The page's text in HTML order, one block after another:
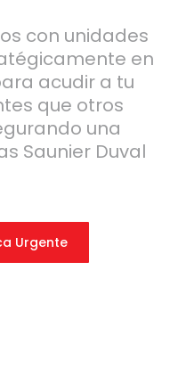
con unidades
en
acudir a tu
que otros
una
Saunier Duval
Urgente